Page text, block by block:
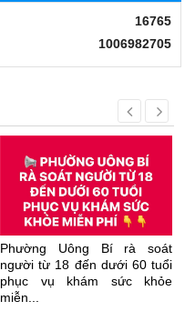
16765
1006982705
Phường Uông Bí rà soát
người từ 18 đến dưới 60 tuổi
phục vụ khám sức khỏe
miễn...